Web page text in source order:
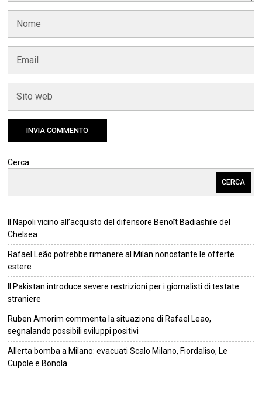
Cerca
CERCA
Il Napoli vicino all’acquisto del difensore Benoît Badiashile del
Chelsea
Rafael Leão potrebbe rimanere al Milan nonostante le offerte
estere
Il Pakistan introduce severe restrizioni per i giornalisti di testate
straniere
Ruben Amorim commenta la situazione di Rafael Leao,
segnalando possibili sviluppi positivi
Allerta bomba a Milano: evacuati Scalo Milano, Fiordaliso, Le
Cupole e Bonola